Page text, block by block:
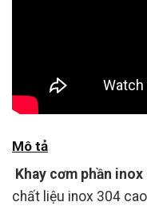
Mô tả
Khay cơm phần inox
chất liệu inox 304